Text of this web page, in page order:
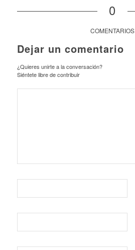
0
COMENTARIOS
Dejar un comentario
¿Quieres unirte a la conversación?
Siéntete libre de contribuir